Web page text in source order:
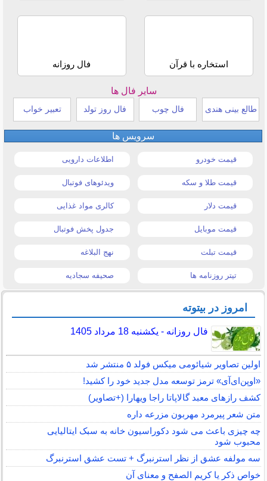
استخاره با قرآن فال روزانه
سایر فال ها
طالع بینی هندی فال چوب فال روز تولد تعبیر خواب
سرویس ها
قیمت خودرو اطلاعات دارویی
قیمت طلا و سکه ویدئوهای فوتبال
قیمت دلار کالری مواد غذایی
قیمت موبایل جدول پخش فوتبال
قیمت تبلت نهج البلاغه
تیتر روزنامه ها صحیفه سجادیه
امروز در بیتوته
فال روزانه - یکشنبه 18 مرداد 1405
اولین تصاویر شیائومی میکس فولد ۵ منتشر شد
«اوپن‌ای‌آی» ترمز توسعه مدل جدید خود را کشید!
کشف رازهای معبد گالاپاتا راجا ویهارا (+تصاویر)
متن شعر پیرمرد مهربون مزرعه داره
چه چیزی باعث می شود دکوراسیون خانه به سبک ایتالیایی
محبوب شود
سه مولفه عشق از نظر استرنبرگ + تست عشق استرنبرگ
خواص ذکر یا کریم الصفح و معنای آن